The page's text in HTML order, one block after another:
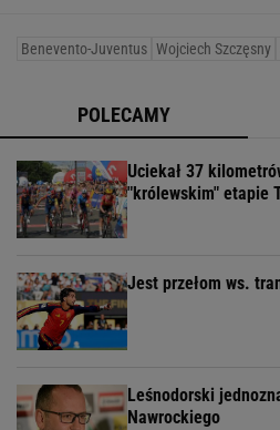
Benevento-Juventus Wojciech Szczęsny
POLECAMY
Uciekał 37
"królewskim" etapie
Jest przełom ws.
Leśnodorski
Nawrockiego